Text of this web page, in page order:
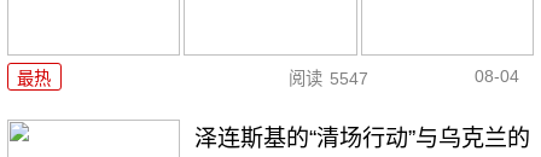
最热 阅读 5547 08-04
泽连斯基的“清场行动”与乌克兰的